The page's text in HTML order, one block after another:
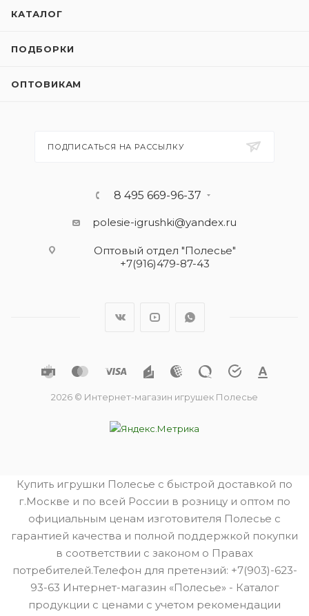
КАТАЛОГ
ПОДБОРКИ
ОПТОВИКАМ
ПОДПИСАТЬСЯ НА РАССЫЛКУ
8 495 669-96-37
polesie-igrushki@yandex.ru
Оптовый отдел "Полесье"
+7(916)479-87-43
2026 © Интернет-магазин игрушек Полесье
Купить игрушки Полесье с быстрой доставкой по
г.Москве и по всей России в розницу и оптом по
официальным ценам изготовителя Полесье с
гарантией качества и полной поддержкой покупки
в соответствии с законом о Правах
потребителей.Телефон для претензий: +7(903)-623-
93-63 Интернет-магазин «Полесье» - Каталог
продукции с ценами с учетом рекомендации